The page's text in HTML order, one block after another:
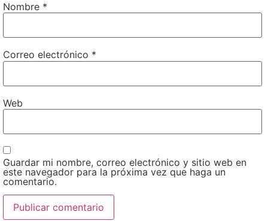
Nombre *
Correo electrónico *
Web
Guardar mi nombre, correo electrónico y sitio web en
este navegador para la próxima vez que haga un
comentario.